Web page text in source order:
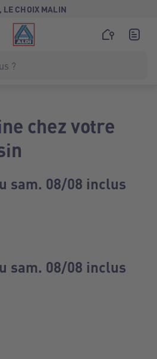
LE CHOIX MALIN
chez votre
sam. 08/08 inclus
sam. 08/08 inclus